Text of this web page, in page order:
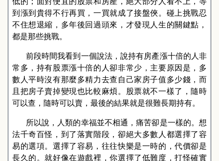
到漲到貴得不行再買，一買就成了接盤俠。碰上挑戰忍
不住想退縮，多年後回過頭來，才發現人生的關鍵點，
都是那些挑戰。
前段時間我看到一個說法，說持有房產漲十倍的人非
常多，持有股票漲十倍的人卻非常少，主要原因是，多
數人平時沒有那麼多精力去查自己家房子值多少錢，而
且把房子賣掉變現也比較麻煩。股票就不一樣了，隨時
可以查，隨時可以賣，最後的結果就是很難長期持有。
所以說，人類的幸福並不相通，痛苦卻是一樣的。想
法千奇百怪，到了落實階段，卻絕大多數人都選擇了容
易的選項。選擇了容易，往往快樂是一時的，代價卻是
長久的。就好像在遊戲裡，你選擇了低難度，打怪確實